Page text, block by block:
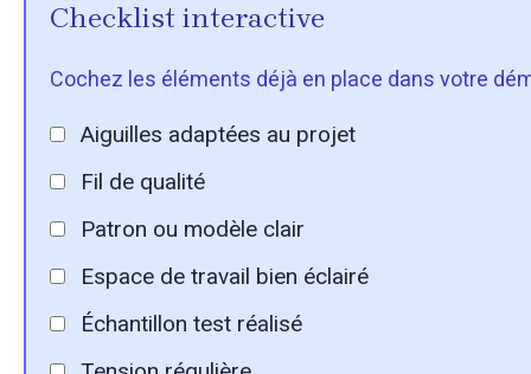
Checklist interactive
Cochez les éléments déjà en place dans votre
Aiguilles adaptées au projet
Fil de qualité
Patron ou modèle clair
Espace de travail bien éclairé
Échantillon test réalisé